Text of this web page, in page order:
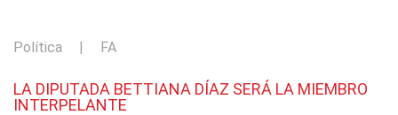
Política | FA
LA DIPUTADA BETTIANA DÍAZ SERÁ LA MIEMBRO
INTERPELANTE